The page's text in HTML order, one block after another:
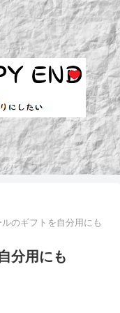
のギフトを自分用にも
分用にも